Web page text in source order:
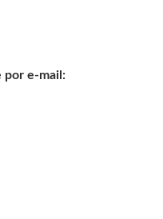
por e-mail: